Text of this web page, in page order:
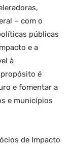
– com o
públicas
e a
à
é
e fomentar a
e municípios
de Impacto